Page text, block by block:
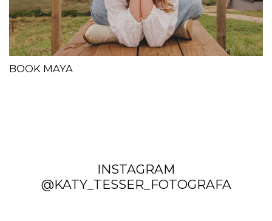
BOOK MAYA
INSTAGRAM
@KATY_TESSER_FOTOGRAFA